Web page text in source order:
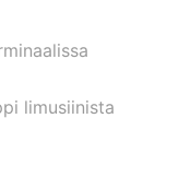
limusiinista